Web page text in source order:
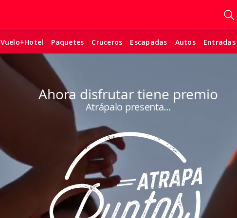
Vuelo+Hotel Paquetes Cruceros Escapadas Autos Entradas
Ahora disfrutar tiene premio
Atrápalo presenta...